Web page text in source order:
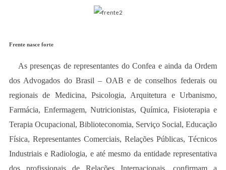
Frente nasce forte
As presenças de representantes do Confea e ainda da Ordem
dos Advogados do Brasil – OAB e de conselhos federais ou
regionais de Medicina, Psicologia, Arquitetura e Urbanismo,
Farmácia, Enfermagem, Nutricionistas, Química, Fisioterapia e
Terapia Ocupacional, Biblioteconomia, Serviço Social, Educação
Física, Representantes Comerciais, Relações Públicas, Técnicos
Industriais e Radiologia, e até mesmo da entidade representativa